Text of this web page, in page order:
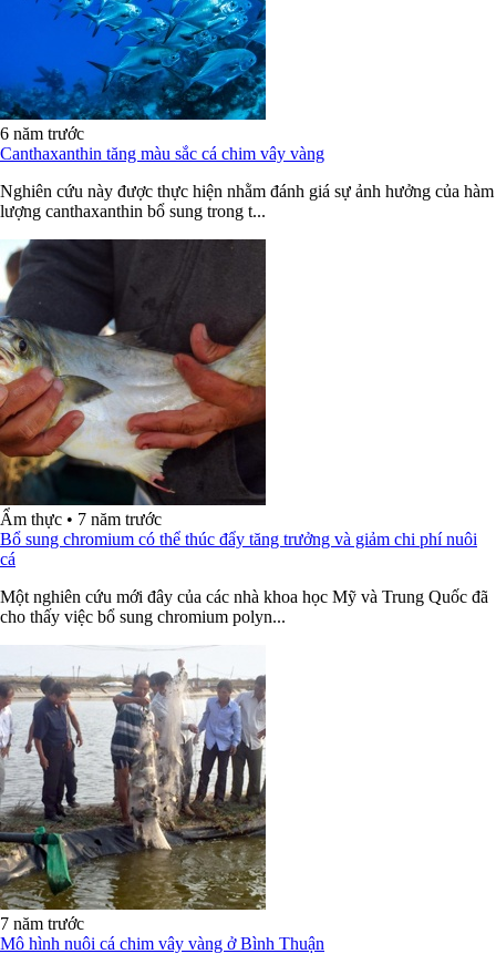
6 năm trước
Canthaxanthin tăng màu sắc cá chim vây vàng
Nghiên cứu này được thực hiện nhằm đánh giá sự ảnh hưởng của hàm
lượng canthaxanthin bổ sung trong t...
Ẩm thực • 7 năm trước
Bổ sung chromium có thể thúc đẩy tăng trưởng và giảm chi phí nuôi
cá
Một nghiên cứu mới đây của các nhà khoa học Mỹ và Trung Quốc đã
cho thấy việc bổ sung chromium polyn...
7 năm trước
Mô hình nuôi cá chim vây vàng ở Bình Thuận